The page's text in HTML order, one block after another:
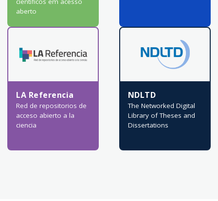
aberto
LA Referencia
Red de repositorios de
acceso abierto a la
ciencia
NDLTD
The Networked Digital
Library of Theses and
Dissertations